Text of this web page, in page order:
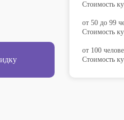
Стоимость
от 50 до 99
Стоимость
от 100
Стоимость